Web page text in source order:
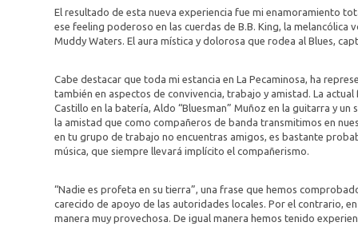
El resultado de esta nueva experiencia fue mi enamoramiento
ese feeling poderoso en las cuerdas de B.B. King, la
Muddy Waters. El aura mística y dolorosa que rodea al Blues,
Cabe destacar que toda mi estancia en La Pecaminosa, ha
también en aspectos de convivencia, trabajo y amistad. La
Castillo en la batería, Aldo “Bluesman” Muñoz en la guitarra y
la amistad que como compañeros de banda transmitimos en
en tu grupo de trabajo no encuentras amigos, es bastante
música, que siempre llevará implícito el compañerismo.
“Nadie es profeta en su tierra”, una frase que hemos
carecido de apoyo de las autoridades locales. Por el contrario,
manera muy provechosa. De igual manera hemos tenido